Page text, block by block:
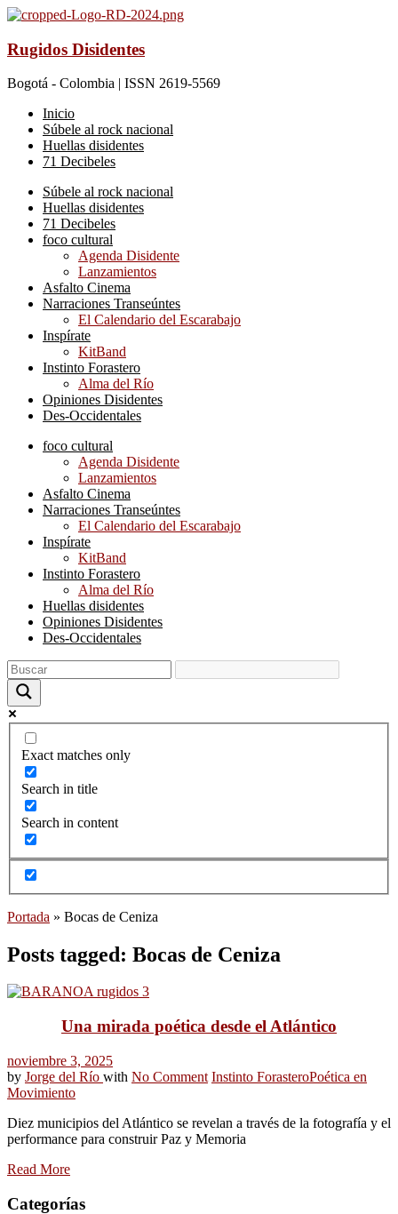
Rugidos Disidentes
Bogotá - Colombia | ISSN 2619-5569
Inicio
Súbele al rock nacional
Huellas disidentes
71 Decibeles
Súbele al rock nacional
Huellas disidentes
71 Decibeles
foco cultural
Agenda Disidente
Lanzamientos
Asfalto Cinema
Narraciones Transeúntes
El Calendario del Escarabajo
Inspírate
KitBand
Instinto Forastero
Alma del Río
Opiniones Disidentes
Des-Occidentales
foco cultural
Agenda Disidente
Lanzamientos
Asfalto Cinema
Narraciones Transeúntes
El Calendario del Escarabajo
Inspírate
KitBand
Instinto Forastero
Alma del Río
Huellas disidentes
Opiniones Disidentes
Des-Occidentales
Exact matches only
Search in title
Search in content
Portada » Bocas de Ceniza
Posts tagged: Bocas de Ceniza
Una mirada poética desde el Atlántico
noviembre 3, 2025
by Jorge del Río with No Comment Instinto ForasteroPoética en
Movimiento
Diez municipios del Atlántico se revelan a través de la fotografía y el
performance para construir Paz y Memoria
Read More
Categorías